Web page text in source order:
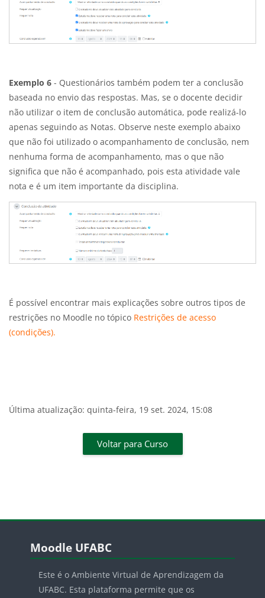
Exemplo 6 - Questionários também podem ter a conclusão
baseada no envio das respostas. Mas, se o docente decidir
não utilizar o item de conclusão automática, pode realizá-lo
apenas seguindo as Notas. Observe neste exemplo abaixo
que não foi utilizado o acompanhamento de conclusão, nem
nenhuma forma de acompanhamento, mas o que não
significa que não é acompanhado, pois esta atividade vale
nota e é um item importante da disciplina.
É possível encontrar mais explicações sobre outros tipos de
restrições no Moodle no tópico Restrições de acesso
(condições).
Última atualização: quinta-feira, 19 set. 2024, 15:08
Voltar para Curso
Moodle UFABC
Este é o Ambiente Virtual de Aprendizagem da
UFABC. Esta plataforma permite que os